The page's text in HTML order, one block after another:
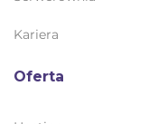
Kariera
Oferta